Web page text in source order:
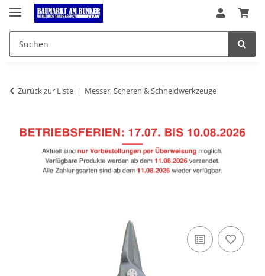
Zurück zur Liste Messer, Scheren & Schneidwerkzeuge